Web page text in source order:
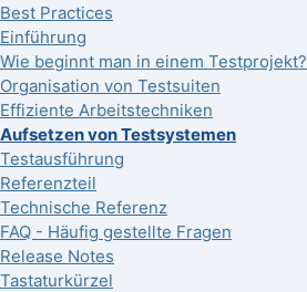
Best Practices
Einführung
Wie beginnt man in einem Testprojekt?
Organisation von Testsuiten
Effiziente Arbeitstechniken
Aufsetzen von Testsystemen
Testausführung
Referenzteil
Technische Referenz
FAQ - Häufig gestellte Fragen
Release Notes
Tastaturkürzel